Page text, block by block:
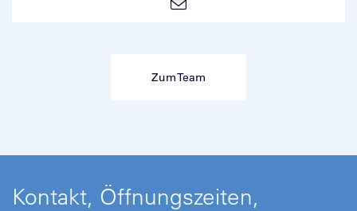
Zum Team
Kontakt, Öffnungszeiten,